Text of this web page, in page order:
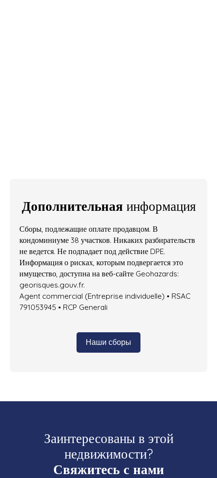
Дополнительная информация
Сборы, подлежащие оплате продавцом. В
кондоминиуме 38 участков. Никаких разбирательств
не ведется. Не подпадает под действие DPE.
Информация о рисках, которым подвергается это
имущество, доступна на веб-сайте Geohazards:
georisques.gouv.fr.
Agent commercial (Entreprise individuelle) • RSAC
791053945 • RCP Generali
Наши сборы
Заинтересованы в этой
недвижимости?
Свяжитесь с нами